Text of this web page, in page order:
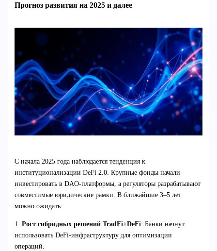
Прогноз развития на 2025 и далее
С начала 2025 года наблюдается тенденция к
институционализации DeFi 2.0. Крупные фонды начали
инвестировать в DAO-платформы, а регуляторы разрабатывают
совместимые юридические рамки. В ближайшие 3–5 лет
можно ожидать:
1. Рост гибридных решений TradFi+DeFi: Банки начнут
использовать DeFi-инфраструктуру для оптимизации
операций.